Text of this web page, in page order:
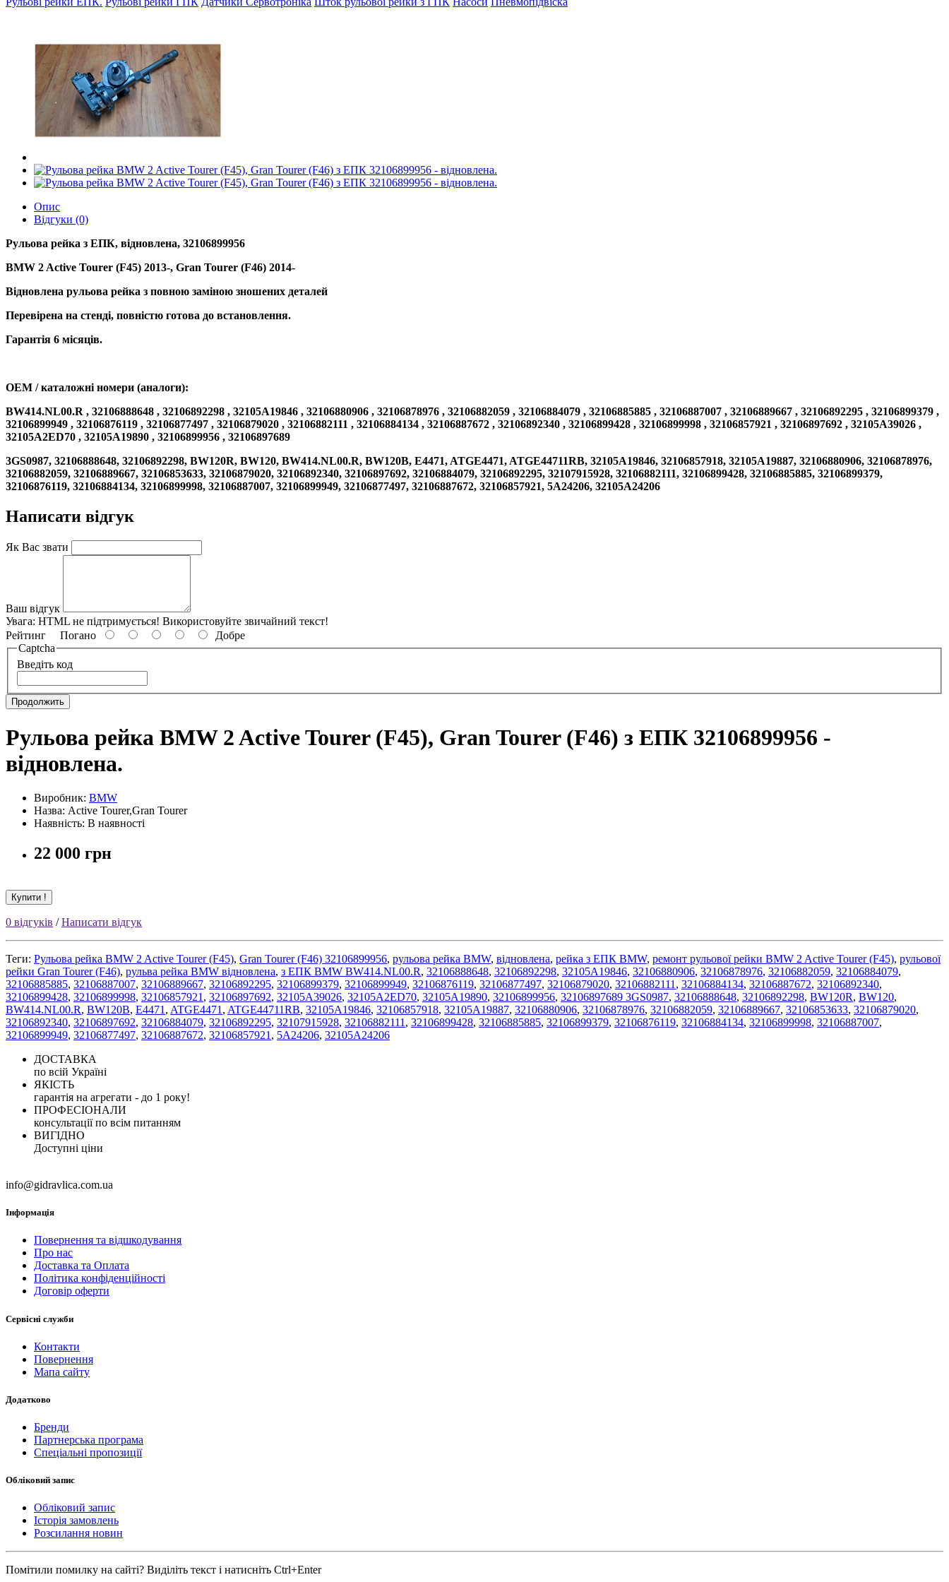
Опис
Відгуки (0)
Рульова рейка з ЕПК, відновлена, 32106899956
BMW 2 Active Tourer (F45) 2013-, Gran Tourer (F46) 2014-
Відновлена рульова рейка з повною заміною зношених деталей
Перевірена на стенді, повністю готова до встановлення.
Гарантія 6 місяців.
OEM / каталожні номери (аналоги):
BW414.NL00.R , 32106888648 , 32106892298 , 32105A19846 , 32106880906 , 32106878976 , 32106882059 , 32106884079 , 32106885885 , 32106887007 , 32106889667 , 32106892295 , 32106899379 ,
32106899949 , 32106876119 , 32106877497 , 32106879020 , 32106882111 , 32106884134 , 32106887672 , 32106892340 , 32106899428 , 32106899998 , 32106857921 , 32106897692 , 32105A39026 ,
32105A2ED70 , 32105A19890 , 32106899956 , 32106897689
3GS0987, 32106888648, 32106892298, BW120R, BW120, BW414.NL00.R, BW120B, E4471, ATGE4471, ATGE44711RB, 32105A19846, 32106857918, 32105A19887, 32106880906, 32106878976,
32106882059, 32106889667, 32106853633, 32106879020, 32106892340, 32106897692, 32106884079, 32106892295, 32107915928, 32106882111, 32106899428, 32106885885, 32106899379,
32106876119, 32106884134, 32106899998, 32106887007, 32106899949, 32106877497, 32106887672, 32106857921, 5A24206, 32105A24206
Написати відгук
Як Вас звати
Ваш відгук
Увага: HTML не підтримується! Використовуйте звичайний текст!
Рейтинг Погано
Добре
Captcha
Введіть код
Продолжить
Рульова рейка BMW 2 Active Tourer (F45), Gran Tourer (F46) з ЕПК 32106899956 -
відновлена.
Виробник: BMW
Назва: Active Tourer,Gran Tourer
Наявність: В наявності
22 000 грн
Купити !
0 відгуків /Написати відгук
Теги: Рульова рейка BMW 2 Active Tourer (F45), Gran Tourer (F46) 32106899956, рульова рейка BMW, відновлена, рейка з ЕПК BMW, ремонт рульової рейки BMW 2 Active Tourer (F45), рульової
рейки Gran Tourer (F46), рульва рейка BMW відновлена, з ЕПК BMW BW414.NL00.R, 32106888648, 32106892298, 32105A19846, 32106880906, 32106878976, 32106882059, 32106884079,
32106885885, 32106887007, 32106889667, 32106892295, 32106899379, 32106899949, 32106876119, 32106877497, 32106879020, 32106882111 , 32106884134, 32106887672, 32106892340,
32106899428, 32106899998, 32106857921 , 32106897692, 32105A39026, 32105A2ED70, 32105A19890, 32106899956, 32106897689 3GS0987, 32106888648, 32106892298, BW120R, BW120,
BW414.NL00.R, BW120B, E4471 , ATGE4471 , ATGE44711RB, 32105A19846, 32106857918, 32105A19887, 32106880906, 32106878976, 32106882059, 32106889667, 32106853633, 32106879020,
32106892340, 32106897692, 32106884079, 32106892295, 32107915928, 32106882111 , 32106899428, 32106885885, 32106899379, 32106876119, 32106884134, 32106899998, 32106887007,
32106899949, 32106877497, 32106887672, 32106857921 , 5A24206, 32105A24206
ДОСТАВКА
по всій Україні
ЯКІСТЬ
гарантія на агрегати - до 1 року!
ПРОФЕСІОНАЛИ
консультації по всім питанням
ВИГІДНО
Доступні ціни
info@gidravlica.com.ua
Інформація
Повернення та відшкодування
Про нас
Доставка та Оплата
Політика конфіденційності
Договір оферти
Сервісні служби
Контакти
Повернення
Мапа сайту
Додатково
Бренди
Партнерська програма
Спеціальні пропозиції
Обліковий запис
Обліковий запис
Історія замовлень
Розсилання новин
Помітили помилку на сайті? Виділіть текст і натисніть Ctrl+Enter